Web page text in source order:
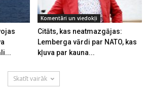
Komentāri un viedokļi
Citāts, kas neatmazgājas:
Lemberga vārdi par NATO, kas
kļuva par kauna...
Skatīt vairāk